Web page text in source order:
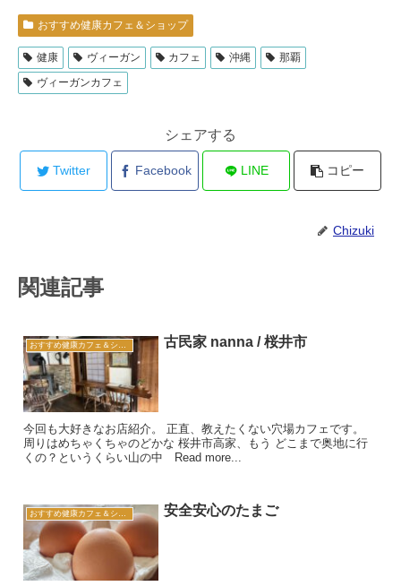
おすすめ健康カフェ＆ショップ
健康 ヴィーガン カフェ 沖縄
那覇
ヴィーガンカフェ
シェアする
Twitter Facebook LINE コピー
Chizuki
関連記事
古民家 nanna / 桜井市
今回も大好きなお店紹介。 正直、教えたくない穴場カフェです。
周りはめちゃくちゃのどかな 桜井市高家、もう どこまで奥地に行
くの？というくらい山の中 Read more...
おすすめ健康カフェ＆ショップ 安全安心のたまご